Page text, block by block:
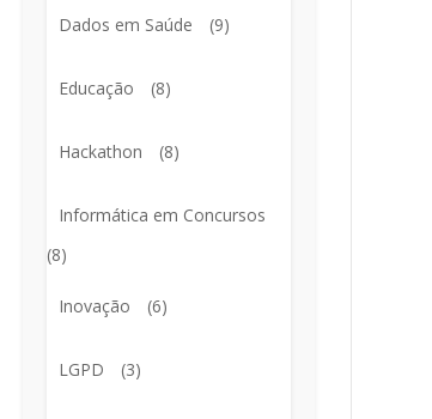
Dados em Saúde (9)
Educação (8)
Hackathon (8)
Informática em Concursos
(8)
Inovação (6)
LGPD (3)